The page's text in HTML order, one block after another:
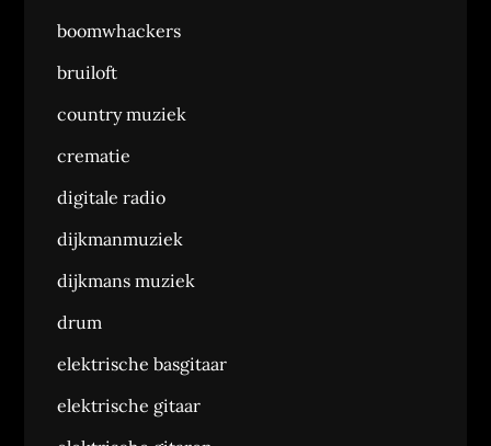
boomwhackers
bruiloft
country muziek
crematie
digitale radio
dijkmanmuziek
dijkmans muziek
drum
elektrische basgitaar
elektrische gitaar